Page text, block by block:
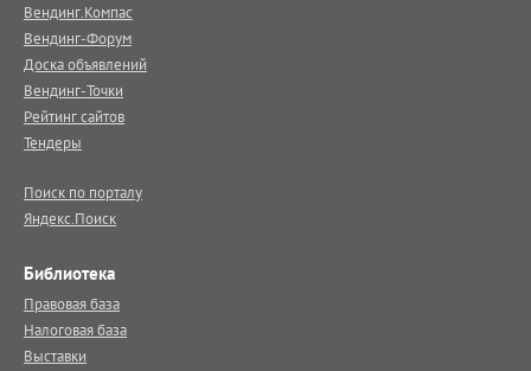
Вендинг.Компас
Вендинг-Форум
Доска объявлений
Вендинг-Точки
Рейтинг сайтов
Тендеры
Поиск по порталу
Яндекс.Поиск
Библиотека
Правовая база
Налоговая база
Выставки